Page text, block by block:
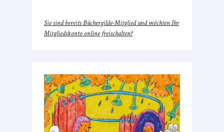
Sie sind bereits Büchergilde-Mitglied und möchten Ihr
Mitgliedskonto online freischalten?